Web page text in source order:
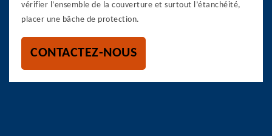
vérifier l’ensemble de la couverture et surtout l’étanchéité,
placer une bâche de protection.
CONTACTEZ-NOUS